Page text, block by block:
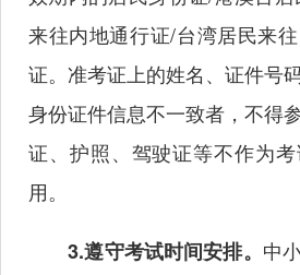
来往内地通行证/台湾居民来
证。准考证上的姓名、证件号
身份证件信息不一致者，不得
证、护照、驾驶证等不作为
用。
3.遵守考试时间安排。 中